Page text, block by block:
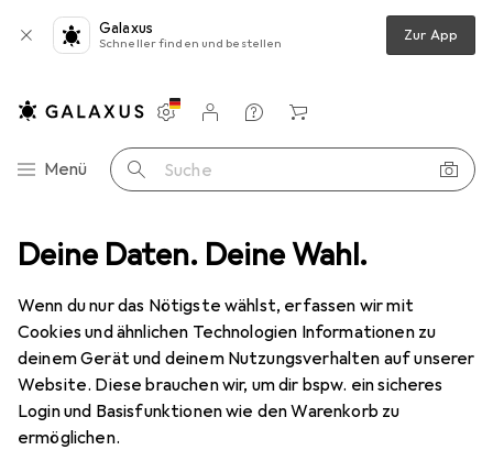
Deine Daten. Deine Wahl.
Wenn du nur das Nötigste wählst, erfassen wir mit
Cookies und ähnlichen Technologien Informationen zu
deinem Gerät und deinem Nutzungsverhalten auf unserer
Website. Diese brauchen wir, um dir bspw. ein sicheres
Login und Basisfunktionen wie den Warenkorb zu
ermöglichen.
Galaxus
Schneller finden und bestellen Zur App
Navigation nach Kategorien
Menü Suche
Einstellungen
Kundenkonto
Vergleichslisten
Merklisten
Warenkorb
Schuhpflegemittel Saphir Beaute du Cuir Luxuscreme
3 Bilder
Saphir Beaute du CuirLuxuscreme
EUR
13,03